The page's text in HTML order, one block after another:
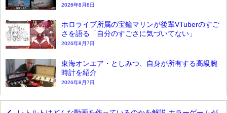
2026年8月8日
ホロライブ所属の宝鐘マリンが後輩VTuberのすご
さを語る「自分のすごさに気づいてない」
2026年8月7日
東海オンエア・としみつ、自身が所有する高級腕
時計を紹介
2026年8月7日